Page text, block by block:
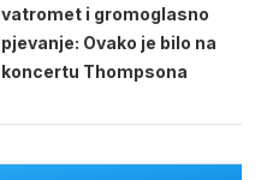
vatromet i gromoglasno
pjevanje: Ovako je bilo na
koncertu Thompsona